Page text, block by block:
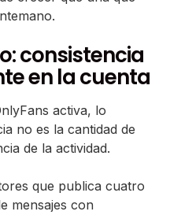
consistencia
en la cuenta
activa, lo
no es la cantidad de
de la actividad.
que publica cuatro
mensajes con